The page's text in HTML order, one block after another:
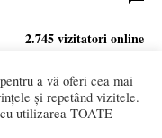
2.745 vizitatori online
a vă oferi cea mai
și repetând vizitele.
utilizarea TOATE